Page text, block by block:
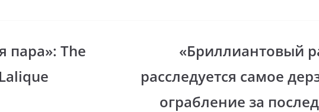
gr
a
m
пара»: The
«Бриллиантовый
расследуется самое
ограбление за